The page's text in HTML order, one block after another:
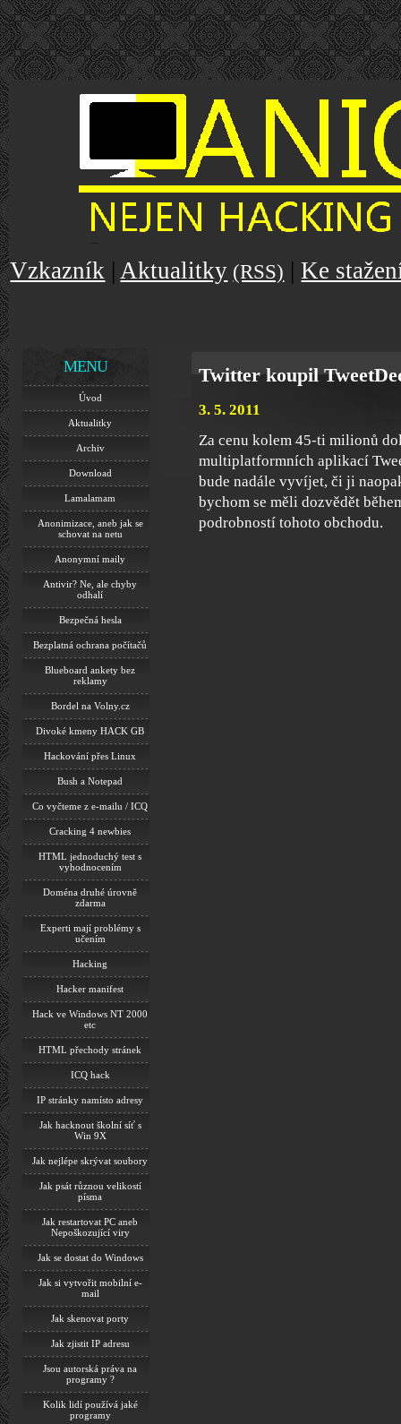
Vzkazník |Aktualitky (RSS) |Ke
MENU
Úvod
Aktualitky
Archiv
Download
Lamalamam
Anonimizace, aneb jak se
schovat na netu
Anonymní maily
Antivir? Ne, ale chyby
odhalí
Bezpečná hesla
Bezplatná ochrana počítačů
Blueboard ankety bez
reklamy
Bordel na Volny.cz
Divoké kmeny HACK GB
Hackování přes Linux
Bush a Notepad
Co vyčteme z e-mailu / ICQ
Cracking 4 newbies
HTML jednoduchý test s
vyhodnocením
Doména druhé úrovně
zdarma
Experti mají problémy s
učením
Hacking
Hacker manifest
Hack ve Windows NT 2000
etc
HTML přechody stránek
ICQ hack
IP stránky namísto adresy
Jak hacknout školní síť s
Win 9X
Jak nejlépe skrývat soubory
Jak psát různou velikostí
písma
Jak restartovat PC aneb
Nepoškozující viry
Jak se dostat do Windows
Jak si vytvořit mobilní e-
mail
Jak skenovat porty
Jak zjistit IP adresu
Jsou autorská práva na
programy ?
Kolik lidí používá jaké
programy
Twitter koupil
3. 5. 2011
Za cenu kolem 45-ti milionů
multiplatformních aplikací
bude nadále vyvíjet, či ji
bychom se měli dozvědět
podrobností tohoto obchodu.